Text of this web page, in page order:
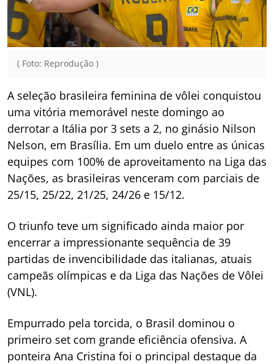
( Foto: Reprodução )
A seleção brasileira feminina de vôlei conquistou
uma vitória memorável neste domingo ao
derrotar a Itália por 3 sets a 2, no ginásio Nilson
Nelson, em Brasília. Em um duelo entre as únicas
equipes com 100% de aproveitamento na Liga das
Nações, as brasileiras venceram com parciais de
25/15, 25/22, 21/25, 24/26 e 15/12.
O triunfo teve um significado ainda maior por
encerrar a impressionante sequência de 39
partidas de invencibilidade das italianas, atuais
campeãs olímpicas e da Liga das Nações de Vôlei
(VNL).
Empurrado pela torcida, o Brasil dominou o
primeiro set com grande eficiência ofensiva. A
ponteira Ana Cristina foi o principal destaque da